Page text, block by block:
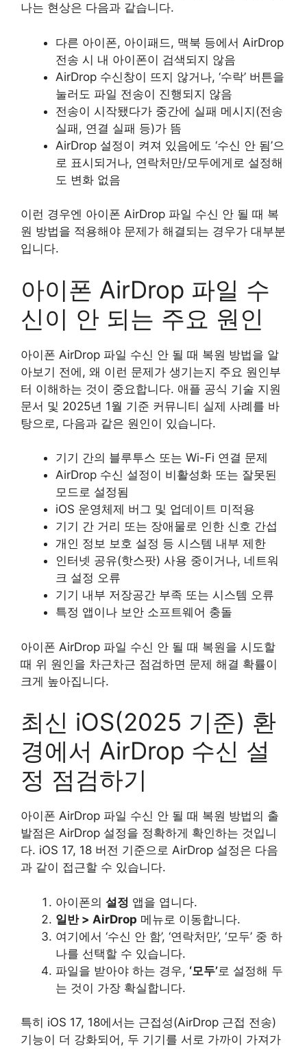
나는 현상은 다음과 같습니다.
다른 아이폰, 아이패드, 맥북 등에서 AirDrop
전송 시 내 아이폰이 검색되지 않음
AirDrop 수신창이 뜨지 않거나, ‘수락’ 버튼을
눌러도 파일 전송이 진행되지 않음
전송이 시작됐다가 중간에 실패 메시지(전송
실패, 연결 실패 등)가 뜸
AirDrop 설정이 켜져 있음에도 ‘수신 안 됨’으
로 표시되거나, 연락처만/모두에게로 설정해
도 변화 없음
이런 경우엔 아이폰 AirDrop 파일 수신 안 될 때 복
원 방법을 적용해야 문제가 해결되는 경우가 대부분
입니다.
아이폰 AirDrop 파일 수
신이 안 되는 주요 원인
아이폰 AirDrop 파일 수신 안 될 때 복원 방법을 알
아보기 전에, 왜 이런 문제가 생기는지 주요 원인부
터 이해하는 것이 중요합니다. 애플 공식 기술 지원
문서 및 2025년 1월 기준 커뮤니티 실제 사례를 바
탕으로, 다음과 같은 원인이 있습니다.
기기 간의 블루투스 또는 Wi-Fi 연결 문제
AirDrop 수신 설정이 비활성화 또는 잘못된
모드로 설정됨
iOS 운영체제 버그 및 업데이트 미적용
기기 간 거리 또는 장애물로 인한 신호 간섭
개인 정보 보호 설정 등 시스템 내부 제한
인터넷 공유(핫스팟) 사용 중이거나, 네트워
크 설정 오류
기기 내부 저장공간 부족 또는 시스템 오류
특정 앱이나 보안 소프트웨어 충돌
아이폰 AirDrop 파일 수신 안 될 때 복원을 시도할
때 위 원인을 차근차근 점검하면 문제 해결 확률이
크게 높아집니다.
최신 iOS(2025 기준) 환
경에서 AirDrop 수신 설
정 점검하기
아이폰 AirDrop 파일 수신 안 될 때 복원 방법의 출
발점은 AirDrop 설정을 정확하게 확인하는 것입니
다. iOS 17, 18 버전 기준으로 AirDrop 설정은 다음
과 같이 접근할 수 있습니다.
아이폰의 설정 앱을 엽니다.
일반 > AirDrop 메뉴로 이동합니다.
여기에서 ‘수신 안 함’, ‘연락처만’, ‘모두’ 중 하
나를 선택할 수 있습니다.
파일을 받아야 하는 경우, ‘모두’로 설정해 두
는 것이 가장 확실합니다.
특히 iOS 17, 18에서는 근접성(AirDrop 근접 전송)
기능이 더 강화되어, 두 기기를 서로 가까이 가져가